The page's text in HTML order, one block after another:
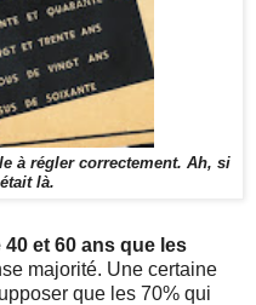
à régler correctement. Ah, si
là.
et 60 ans que les
majorité. Une certaine
que les 70% qui